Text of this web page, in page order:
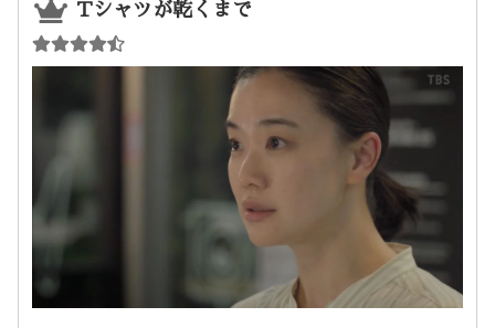
Tシャツが乾くまで